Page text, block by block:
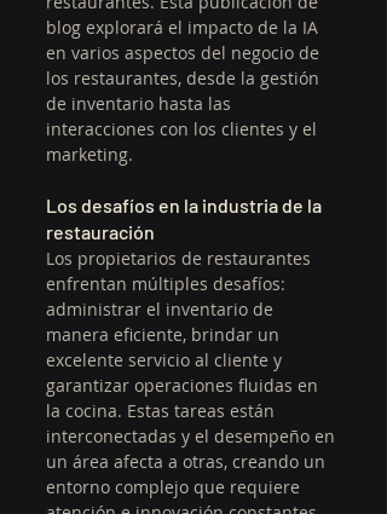
blog explorará el impacto de la IA
en varios aspectos del negocio de
los restaurantes, desde la gestión
de inventario hasta las
interacciones con los clientes y el
marketing.
Los desafíos en la industria de la
restauración
Los propietarios de restaurantes
enfrentan múltiples desafíos:
administrar el inventario de
manera eficiente, brindar un
excelente servicio al cliente y
garantizar operaciones fluidas en
la cocina. Estas tareas están
interconectadas y el desempeño en
un área afecta a otras, creando un
entorno complejo que requiere